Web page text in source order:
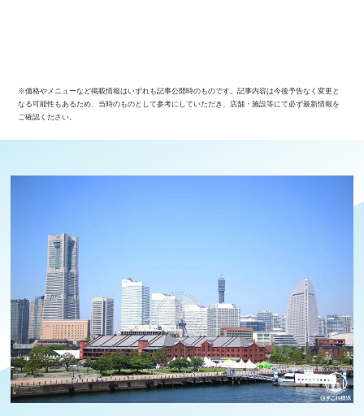
※価格やメニューなど掲載情報はいずれも記事公開時のものです。記事内容は今後予告なく変更と
なる可能性もあるため、当時のものとして参考にしていただき、店舗・施設等にて必ず最新情報を
ご確認ください。